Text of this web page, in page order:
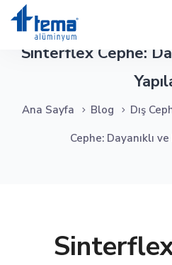
Sinterflex Cephe:
Ana Sayfa Blog Dış
Cephe: Dayanıklı